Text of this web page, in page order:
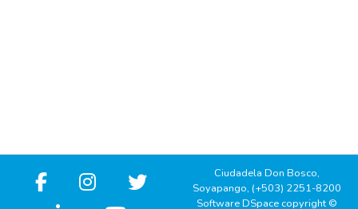
Ciudadela Don Bosco,
Soyapango, (+503) 2251-8200
Software DSpace copyright ©